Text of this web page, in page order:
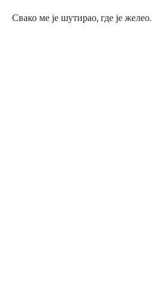
Свако ме је шутирао, где је желео.